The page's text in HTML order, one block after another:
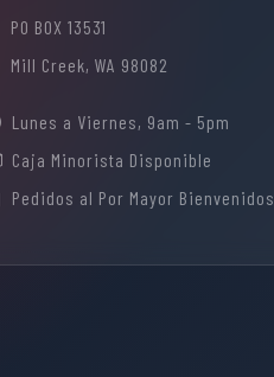
PO BOX 13531
Mill Creek, WA 98082
Lunes a Viernes, 9am - 5pm
Caja Minorista Disponible
Pedidos al Por Mayor Bienvenidos